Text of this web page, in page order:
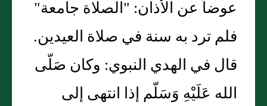
عوضاً عن الأذان: "الصلاة جامعة"
فلم ترد به سنة في صلاة العيدين.
قال في الهدي النبوي: وكان صَلّى
الله عَلَيْهِ وَسَلّم إذا انتهى إلى